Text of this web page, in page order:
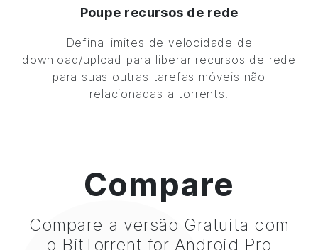
Poupe recursos de rede
Defina limites de velocidade de
download/upload para liberar recursos de rede
para suas outras tarefas móveis não
relacionadas a torrents.
Compare
Compare a versão Gratuita com
o BitTorrent for Android Pro